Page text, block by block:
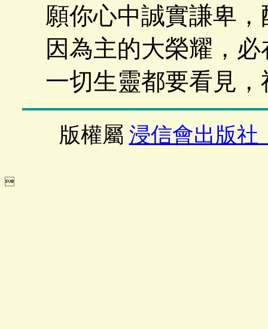
願你心中誠實謙卑
因為主的大榮耀，
一切生靈都要看見
版權屬 浸信會出版社
